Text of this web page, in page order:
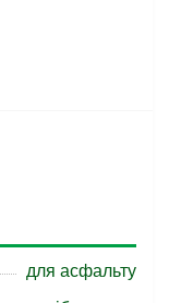
для асфальту